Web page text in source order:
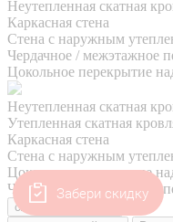
Забери скидку